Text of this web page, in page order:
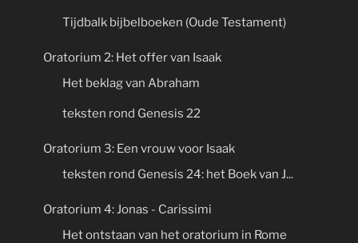
Tijdbalk bijbelboeken (Oude Testament)
Oratorium 2: Het offer van Isaak
Het beklag van Abraham
teksten rond Genesis 22
Oratorium 3: Een vrouw voor Isaak
teksten rond Genesis 24: het Boek van J...
Oratorium 4: Jonas - Carissimi
Het ontstaan van het oratorium in Rome